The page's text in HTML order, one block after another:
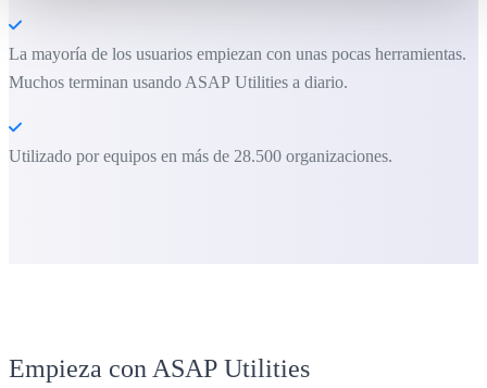
La mayoría de los usuarios empiezan con unas pocas herramientas.
Muchos terminan usando ASAP Utilities a diario.
Utilizado por equipos en más de 28.500 organizaciones.
Empieza con ASAP Utilities